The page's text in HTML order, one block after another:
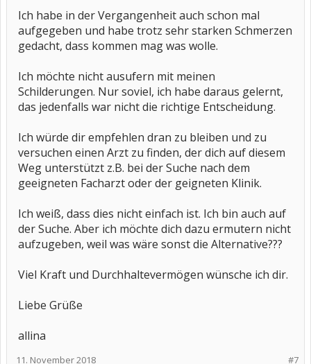
Ich habe in der Vergangenheit auch schon mal
aufgegeben und habe trotz sehr starken Schmerzen
gedacht, dass kommen mag was wolle.
Ich möchte nicht ausufern mit meinen
Schilderungen. Nur soviel, ich habe daraus gelernt,
das jedenfalls war nicht die richtige Entscheidung.
Ich würde dir empfehlen dran zu bleiben und zu
versuchen einen Arzt zu finden, der dich auf diesem
Weg unterstützt z.B. bei der Suche nach dem
geeigneten Facharzt oder der geigneten Klinik.
Ich weiß, dass dies nicht einfach ist. Ich bin auch auf
der Suche. Aber ich möchte dich dazu ermutern nicht
aufzugeben, weil was wäre sonst die Alternative???
Viel Kraft und Durchhaltevermögen wünsche ich dir.
Liebe Grüße
allina
#7
11. November 2018